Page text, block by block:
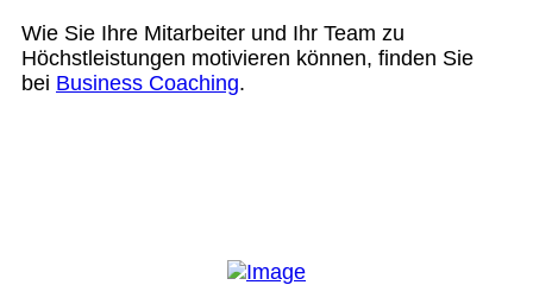
Wie Sie Ihre Mitarbeiter und Ihr Team zu
Höchstleistungen motivieren können, finden Sie
bei Business Coaching.